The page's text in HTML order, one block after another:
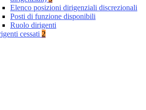
Elenco posizioni dirigenziali discrezionali
Posti di funzione disponibili
Ruolo dirigenti
cessati 2